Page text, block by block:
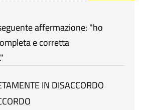
affermazione: "ho
e corretta
IN DISACCORDO